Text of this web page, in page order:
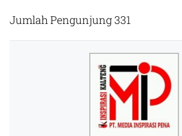
Jumlah Pengunjung331